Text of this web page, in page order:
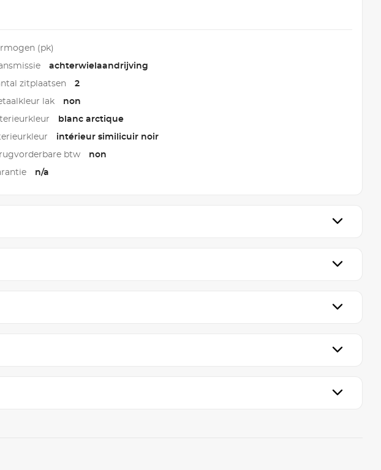
(pk)
achterwielaandrijving
zitplaatsen 2
lak non
blanc arctique
intérieur similicuir noir
btw non
n/a